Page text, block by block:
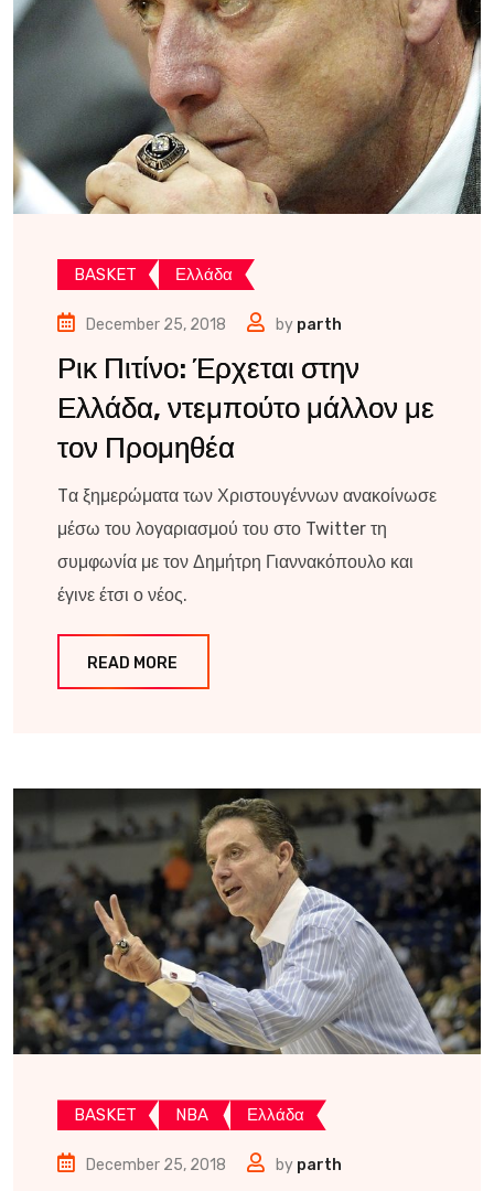
BASKET Ελλάδα
December 25, 2018 by parth
Ρικ Πιτίνο: Έρχεται στην
Ελλάδα, ντεμπούτο μάλλον με
τον Προμηθέα
Tα ξημερώματα των Χριστουγέννων ανακοίνωσε
μέσω του λογαριασμού του στο Twitter τη
συμφωνία με τον Δημήτρη Γιαννακόπουλο και
έγινε έτσι ο νέος.
READ MORE
BASKET NBA Ελλάδα
December 25, 2018 by parth